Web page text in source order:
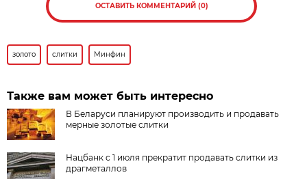
ОСТАВИТЬ КОММЕНТАРИЙ (0)
золото слитки Минфин
Также вам может быть интересно
В Беларуси планируют производить и продавать
мерные золотые слитки
Нацбанк с 1 июля прекратит продавать слитки из
драгметаллов